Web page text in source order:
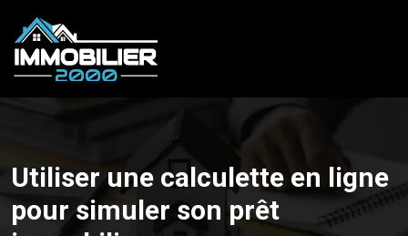
Utiliser une calculette en ligne
pour simuler son prêt